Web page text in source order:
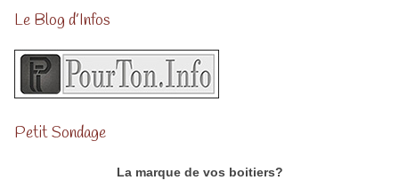
Le Blog d’Infos
Petit Sondage
La marque de vos boitiers?